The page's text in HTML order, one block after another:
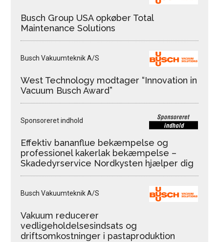
Busch Group USA opkøber Total
Maintenance Solutions
Busch Vakuumteknik A/S
West Technology modtager “Innovation in
Vacuum Busch Award”
Sponsoreret indhold
Effektiv bananflue bekæmpelse og
professionel kakerlak bekæmpelse –
Skadedyrservice Nordkysten hjælper dig
Busch Vakuumteknik A/S
Vakuum reducerer
vedligeholdelsesindsats og
driftsomkostninger i pastaproduktion